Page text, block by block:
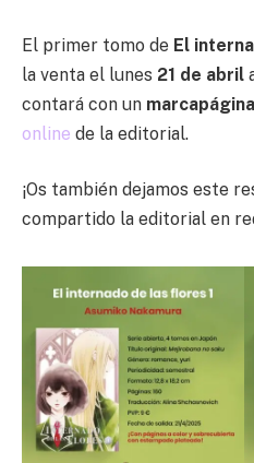
El primer tomo de El
la venta el lunes 21 de abril
contará con un
online de la editorial.
¡Os también dejamos este
compartido la editorial en